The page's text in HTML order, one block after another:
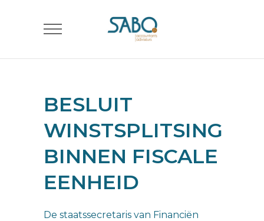
BESLUIT
WINSTSPLITSING
BINNEN FISCALE
EENHEID
De staatssecretaris van Financiën